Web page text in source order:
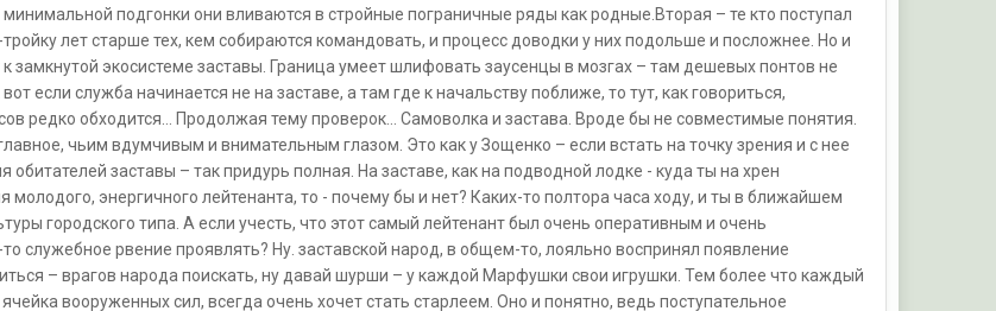
минимальной подгонки они вливаются в стройные пограничные ряды как родные.Вторая – те кто поступал
лет старше тех, кем собираются командовать, и процесс доводки у них подольше и посложнее. Но и
замкнутой экосистеме заставы. Граница умеет шлифовать заусенцы в мозгах – там дешевых понтов не
если служба начинается не на заставе, а там где к начальству поближе, то тут, как говориться,
редко обходится… Продолжая тему проверок… Самоволка и застава. Вроде бы не совместимые понятия.
чьим вдумчивым и внимательным глазом. Это как у Зощенко – если встать на точку зрения и с нее
обитателей заставы – так придурь полная. На заставе, как на подводной лодке - куда ты на хрен
молодого, энергичного лейтенанта, то - почему бы и нет? Каких-то полтора часа ходу, и ты в ближайшем
городского типа. А если учесть, что этот самый лейтенант был очень оперативным и очень
служебное рвение проявлять? Ну. заставской народ, в общем-то, лояльно воспринял появление
– врагов народа поискать, ну давай шурши – у каждой Марфушки свои игрушки. Тем более что каждый
вооруженных сил, всегда очень хочет стать старлеем. Оно и понятно, ведь поступательное